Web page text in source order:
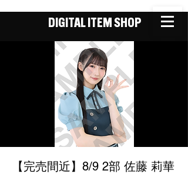
DIGITAL ITEM SHOP
【完売間近】8/9 2部 佐藤 莉華